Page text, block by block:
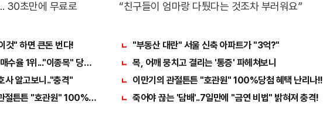
30초만에 무료로 “친구들이 엄마랑 다퉜다는 것조차 부러워요”
것" 하면 큰돈 번다!
율 1위..."이종목" 당장사라!
사 알고보니.."충격"
절튼튼 "호관원" 100%당첨 혜택 난리나!!
"부동산 대란" 서울 신축 아파트가 "3억?"
목, 어깨 뭉치고 결리는 '통증' 파헤쳐보니
이만기의 관절튼튼 "호관원" 100%당첨 혜택 난리나!!
죽어야 끊는 '담배'..7일만에 "금연 비법" 밝혀져 충격!